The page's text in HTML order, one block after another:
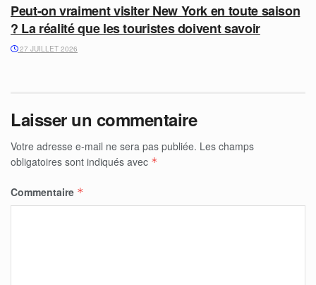
Peut-on vraiment visiter New York en toute saison
? La réalité que les touristes doivent savoir
27 JUILLET 2026
Laisser un commentaire
Votre adresse e-mail ne sera pas publiée. Les champs
obligatoires sont indiqués avec *
Commentaire *